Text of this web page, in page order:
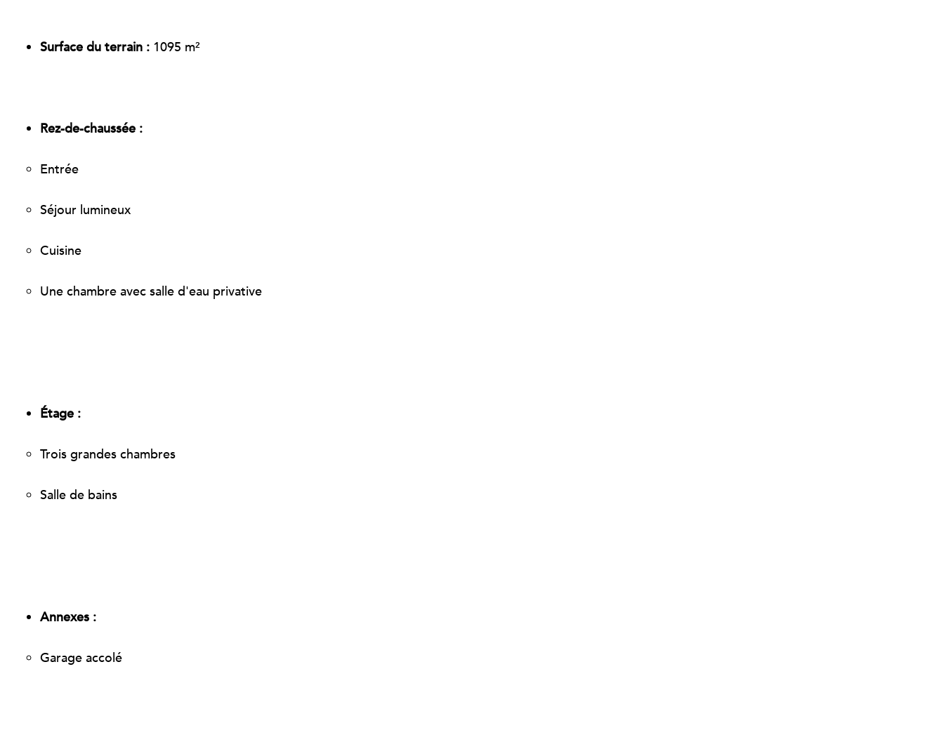
Surface du terrain : 1095 m²
Rez-de-chaussée :
Entrée
Séjour lumineux
Cuisine
Une chambre avec salle d'eau privative
Étage :
Trois grandes chambres
Salle de bains
Annexes :
Garage accolé